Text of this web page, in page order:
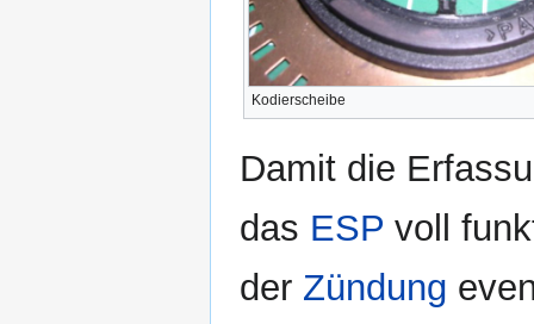
Kodierscheibe
Damit die
das ESP voll
der Zündung